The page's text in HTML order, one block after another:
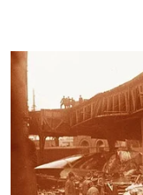
खे
ल
क्रि
के